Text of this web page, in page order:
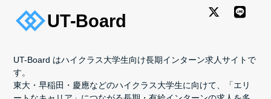
UT-Board はハイクラス大学生向け長期インターン求人サイトで
す。
東大・早稲田・慶應などのハイクラス大学生に向けて、「エリ